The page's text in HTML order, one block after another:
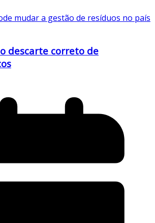
descarte correto de